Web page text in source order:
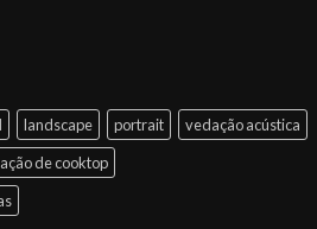
landscape portrait
vedação acústica
de cooktop